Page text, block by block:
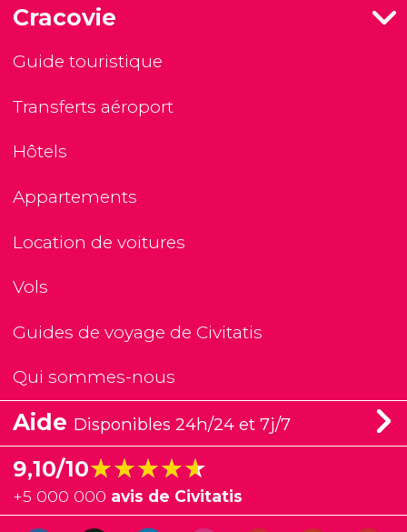
Cracovie
Guide touristique
Transferts aéroport
Hôtels
Appartements
Location de voitures
Vols
Guides de voyage de Civitatis
Qui sommes-nous
Aide Disponibles 24h/24 et 7j/7
9,10/10★★★★★
★★★★★
+5 000 000 avis de Civitatis